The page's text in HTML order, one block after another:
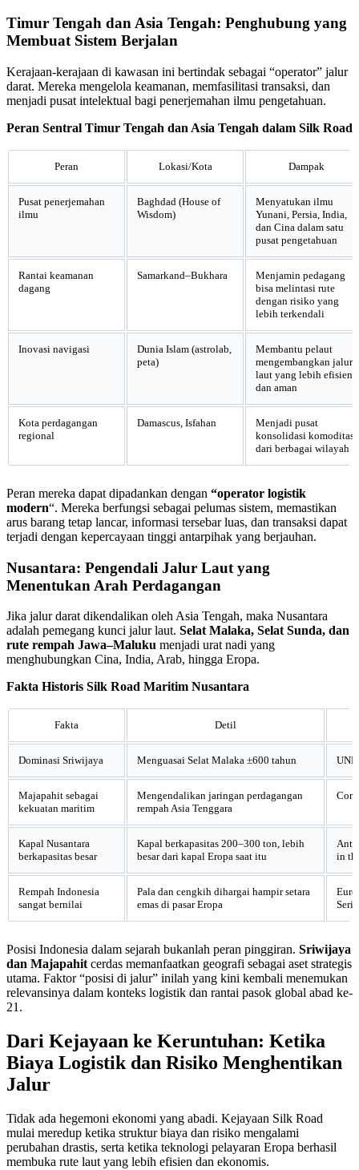
Timur Tengah dan Asia Tengah: Penghubung yang
Membuat Sistem Berjalan
Kerajaan-kerajaan di kawasan ini bertindak sebagai “operator” jalur
darat. Mereka mengelola keamanan, memfasilitasi transaksi, dan
menjadi pusat intelektual bagi penerjemahan ilmu pengetahuan.
Peran Sentral Timur Tengah dan Asia Tengah dalam Silk Road
Peran Lokasi/Kota Dampak
Pusat penerjemahan
ilmu
Baghdad (House of
Wisdom)
Menyatukan ilmu
Yunani, Persia, India,
dan Cina dalam satu
pusat pengetahuan
Rantai keamanan
dagang
Samarkand–Bukhara
Menjamin pedagang
bisa melintasi rute
dengan risiko yang
lebih terkendali
Inovasi navigasi
Dunia Islam (astrolab,
peta)
Membantu pelaut
mengembangkan jalur
laut yang lebih efisien
dan aman
Kota perdagangan
regional
Damascus, Isfahan
Menjadi pusat
konsolidasi komoditas
dari berbagai wilayah
Peran mereka dapat dipadankan dengan “operator logistik
modern“. Mereka berfungsi sebagai pelumas sistem, memastikan
arus barang tetap lancar, informasi tersebar luas, dan transaksi dapat
terjadi dengan kepercayaan tinggi antarpihak yang berjauhan.
Nusantara: Pengendali Jalur Laut yang
Menentukan Arah Perdagangan
Jika jalur darat dikendalikan oleh Asia Tengah, maka Nusantara
adalah pemegang kunci jalur laut. Selat Malaka, Selat Sunda, dan
rute rempah Jawa–Maluku menjadi urat nadi yang
menghubungkan Cina, India, Arab, hingga Eropa.
Fakta Historis Silk Road Maritim Nusantara
Fakta Detil
Dominasi Sriwijaya Menguasai Selat Malaka ±600 tahun
Majapahit sebagai
kekuatan maritim
Mengendalikan jaringan perdagangan
rempah Asia Tenggara
Kapal Nusantara
berkapasitas besar
Kapal berkapasitas 200–300 ton, lebih
besar dari kapal Eropa saat itu
in
Rempah Indonesia
sangat bernilai
Pala dan cengkih dihargai hampir setara
emas di pasar Eropa
Posisi Indonesia dalam sejarah bukanlah peran pinggiran. Sriwijaya
dan Majapahitcerdas memanfaatkan geografi sebagai aset strategis
utama. Faktor “posisi di jalur” inilah yang kini kembali menemukan
relevansinya dalam konteks logistik dan rantai pasok global abad ke-
21.
Dari Kejayaan ke Keruntuhan: Ketika
Biaya Logistik dan Risiko Menghentikan
Jalur
Tidak ada hegemoni ekonomi yang abadi. Kejayaan Silk Road
mulai meredup ketika struktur biaya dan risiko mengalami
perubahan drastis, serta ketika teknologi pelayaran Eropa berhasil
membuka rute laut yang lebih efisien dan ekonomis.